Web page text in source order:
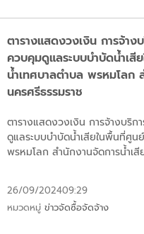
ตารางแสดงวงเงิน การจ้าง
ควบคุมดูแลระบบบำบัดน้ำเ
น้ำเทศบาลตำบล พรหมโลก
นครศรีธรรมราช
ตารางแสดงวงเงิน การจ้างบริ
ดูแลระบบบำบัดน้ำเสียในพื้นที่ศู
พรหมโลก สำนักงานจัดการน้ำเสี
26/09/202409:29
หมวดหมู่ ข่าวจัดซื้อจัดจ้าง